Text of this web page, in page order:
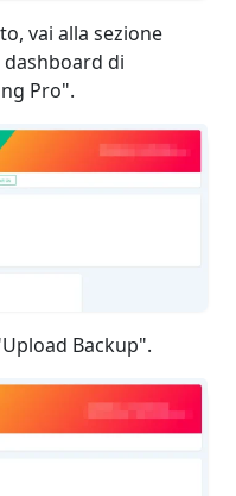
vai alla sezione
di
Pro".
Backup".